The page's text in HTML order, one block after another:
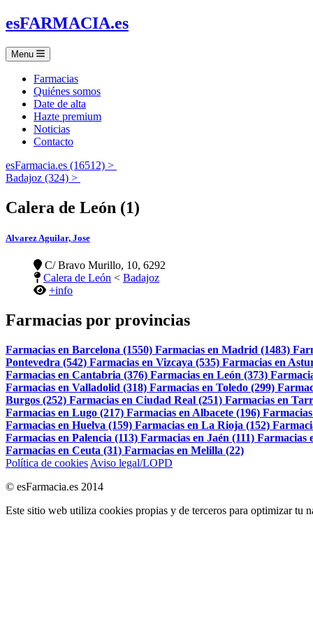
esFARMACIA.es
Menu
Farmacias
Quiénes somos
Date de alta
Hazte premium
Noticias
Contacto
esFarmacia.es (16512) >
Badajoz (324) >
Calera de León (1)
Alvarez Aguilar, Jose
C/ Bravo Murillo, 10, 6292
Calera de León < Badajoz
+info
Farmacias por provincias
Farmacias en Barcelona (1550) Farmacias en Madrid (1483)
Pontevedra (542) Farmacias en Vizcaya (535) Farmacias en
Farmacias en Cantabria (376) Farmacias en León (373)
Farmacias en Valladolid (318) Farmacias en Toledo (299)
Burgos (252) Farmacias en Ciudad Real (251) Farmacias en
Farmacias en Lugo (217) Farmacias en Albacete (196)
Farmacias en Huelva (159) Farmacias en La Rioja (152)
Farmacias en Palencia (113) Farmacias en Jaén (111) Farmacias
Farmacias en Ceuta (31) Farmacias en Melilla (22)
Política de cookies Aviso legal/LOPD
© esFarmacia.es 2014
Este sitio web utiliza cookies propias y de terceros para optimizar tu